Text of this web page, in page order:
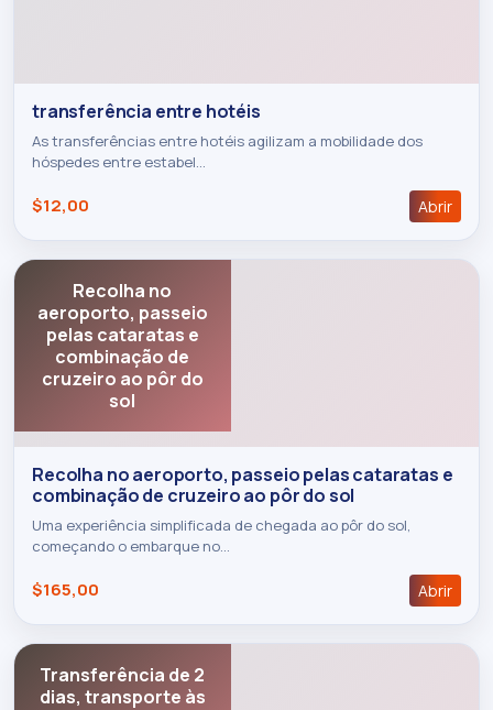
transferência entre hotéis
As transferências entre hotéis agilizam a mobilidade dos
hóspedes entre estabel…
$12,00 Abrir
Recolha no
aeroporto, passeio
pelas cataratas e
combinação de
cruzeiro ao pôr do
sol
Recolha no aeroporto, passeio pelas cataratas e
combinação de cruzeiro ao pôr do sol
Uma experiência simplificada de chegada ao pôr do sol,
começando o embarque no…
$165,00 Abrir
Transferência de 2
dias, transporte às